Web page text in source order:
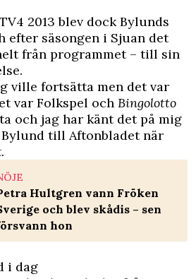
2013 blev dock Bylunds
efter säsongen i Sjuan det
från programmet – till sin
ville fortsätta men det var
var Folkspel och Bingolotto
och jag har känt det på mig
Bylund till Aftonbladetnär
Hultgren vann Fröken
och blev skådis – sen
hon
i dag